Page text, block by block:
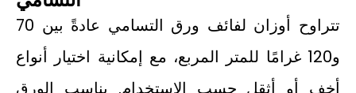
تتراوح أوزان لفائف ورق التسامي عادةً بين 70
و120 غرامًا للمتر المربع، مع إمكانية اختيار أنواع
أخف أو أثقل حسب الاستخدام. يناسب الورق